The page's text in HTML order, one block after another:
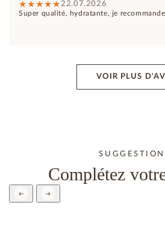
22.07.2026
Super qualité, hydratante, je recommande
VOIR PLUS
Complétez